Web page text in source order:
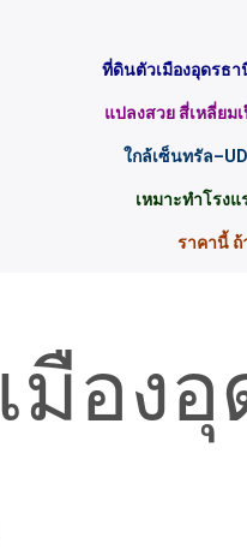
ที่ดินตัวเมืองอุดรธ
แปลงสวย สี่เหลี่ยม
ใกล้เซ็นทรัล
เหมาะทำโรง
ราคานี้